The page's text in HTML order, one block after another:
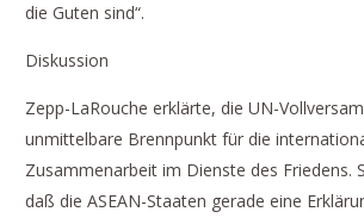
die Guten sind“.
Diskussion
Zepp-LaRouche erklärte, die UN-
unmittelbare Brennpunkt für die
Zusammenarbeit im Dienste des Friedens.
daß die ASEAN-Staaten gerade eine